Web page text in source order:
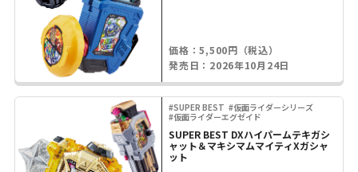
価格：5,500円（税込）
発売日：2026年10月24日
#SUPER BEST #仮面ライダーシリーズ
#仮面ライダーエグゼイド
SUPER BEST DXハイパームテキガシ
ャット＆マキシマムマイティXガシャ
ット